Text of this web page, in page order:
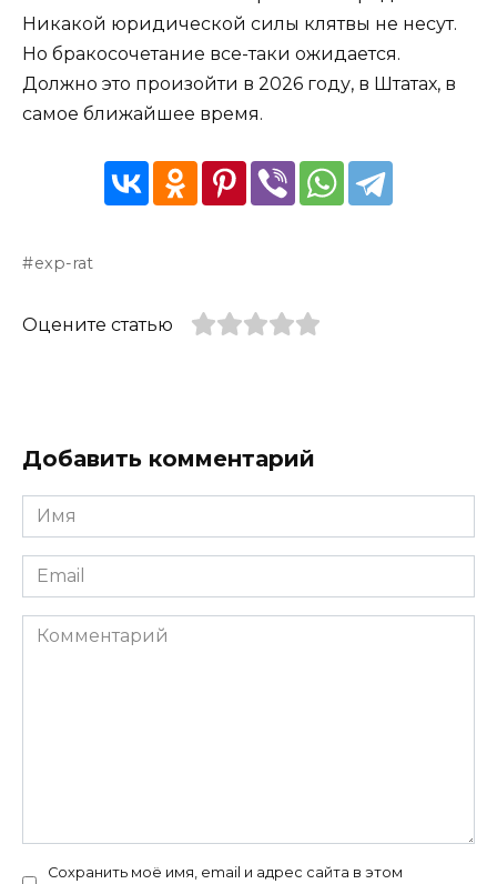
Никакой юридической силы клятвы не несут.
Но бракосочетание все-таки ожидается.
Должно это произойти в 2026 году, в Штатах, в
самое ближайшее время.
exp-rat
Оцените статью
Добавить комментарий
Имя
*
Email
*
Комментарий
Сохранить моё имя, email и адрес сайта в этом